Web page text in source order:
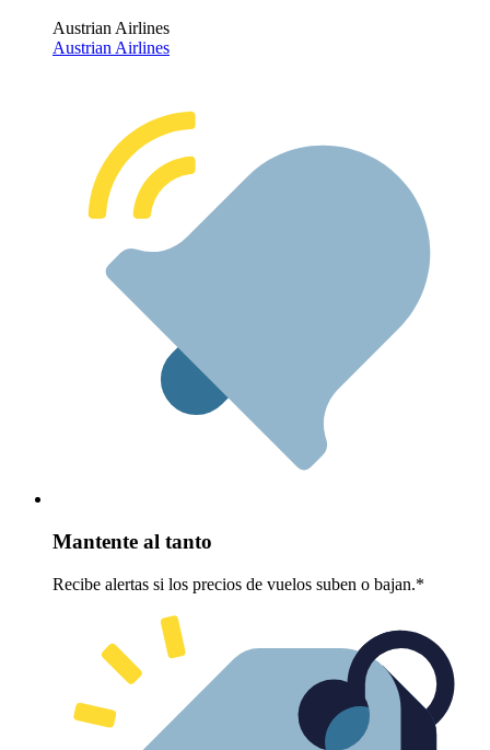
Austrian Airlines
Austrian Airlines
Mantente al tanto
Recibe alertas si los precios de vuelos suben o bajan.*